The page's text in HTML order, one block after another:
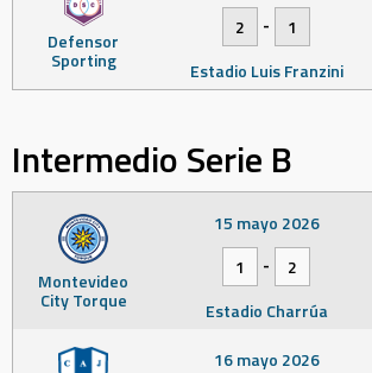
Defensor
Sporting
2
-
1
Estadio Luis Franzini
Intermedio Serie B
Montevideo
City Torque
15 mayo 2026
1
-
2
Estadio Charrúa
16 mayo 2026